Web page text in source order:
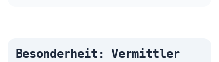
Besonderheit: Vermittler